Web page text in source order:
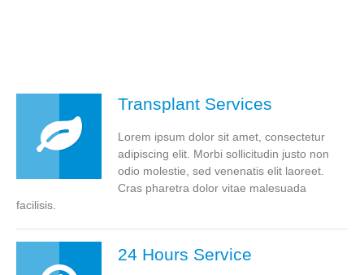
Transplant Services
Lorem ipsum dolor sit amet, consectetur
adipiscing elit. Morbi sollicitudin justo non
odio molestie, sed venenatis elit laoreet.
Cras pharetra dolor vitae malesuada
facilisis.
24 Hours Service